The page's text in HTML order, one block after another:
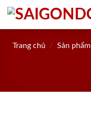
Skip
content
Trang chủ / Sản phẩm